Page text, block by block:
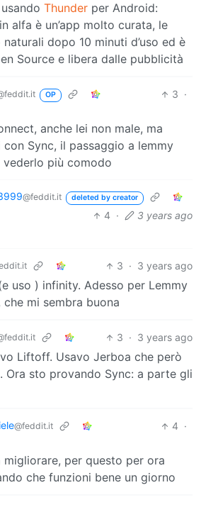
Thunder per Android:
alfa è un’app molto curata, le
dopo 10 minuti d’uso ed è
Source e libera dalle pubblicità
OP 3 ·
anche lei non male, ma
Sync, il passaggio a lemmy
più comodo
@feddit.it deleted by creator
4 · 3 years ago
3 · 3 years ago
uso ) infinity. Adesso per Lemmy
mi sembra buona
3 · 3 years ago
Liftoff. Usavo Jerboa che però
Ora sto provando Sync: a parte gli
@feddit.it 4 ·
per questo per ora
che funzioni bene un giorno